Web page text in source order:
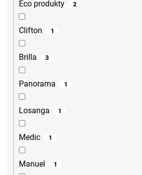
Eco produkty 2
Clifton 1
Brilla 3
Panorama 1
Losanga 1
Medic 1
Manuel 1